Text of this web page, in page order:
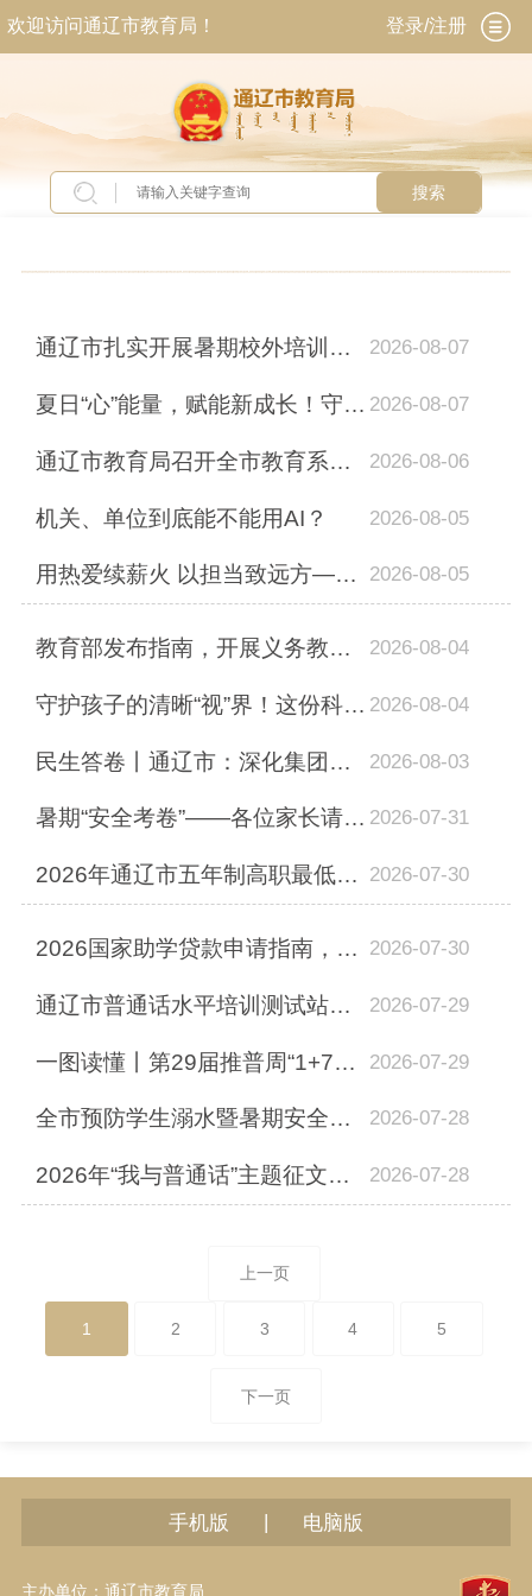
欢迎访问通辽市教育局！ 登录/注册
搜索
当前位置：首页>新闻中心>图片新闻
通辽市扎实开展暑期校外培训治理工作 2026-08-07
夏日“心”能量，赋能新成长！守护假期情绪健康，这份心理调适指南已送达丨暑期安全课 2026-08-07
通辽市教育局召开全市教育系统暑期安全工作专题部署会议 2026-08-06
机关、单位到底能不能用AI？ 2026-08-05
用热爱续薪火 以担当致远方——通辽市第三中学在第十七届全国中学生领导力大赛中荣... 2026-08-05
教育部发布指南，开展义务教育阶段科学教育“做中学”领航行动 2026-08-04
守护孩子的清晰“视”界！这份科学护眼提示快快用起来丨暑期安全课 2026-08-04
民生答卷丨通辽市：深化集团化办学 推动优质教育资源全域下沉 2026-08-03
暑期“安全考卷”——各位家长请查收 2026-07-31
2026年通辽市五年制高职最低录取控制分数线 2026-07-30
2026国家助学贷款申请指南，看这里→ 2026-07-30
通辽市普通话水平培训测试站关于组织8月份普通话水平培训测试报名的通知 2026-07-29
一图读懂丨第29届推普周“1+7+N”活动 2026-07-29
全市预防学生溺水暨暑期安全工作会议召开 2026-07-28
2026年“我与普通话”主题征文火热进行中 2026-07-28
上一页
1 2 3 4 5
下一页
手机版 | 电脑版
主办单位：通辽市教育局